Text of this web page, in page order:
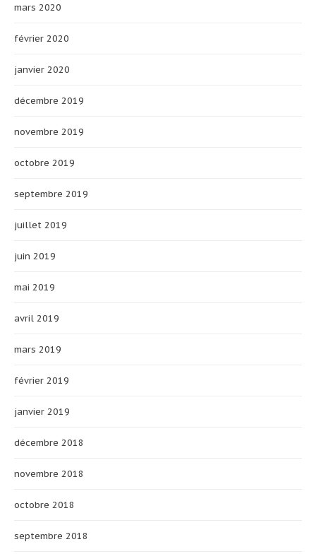
mars 2020
février 2020
janvier 2020
décembre 2019
novembre 2019
octobre 2019
septembre 2019
juillet 2019
juin 2019
mai 2019
avril 2019
mars 2019
février 2019
janvier 2019
décembre 2018
novembre 2018
octobre 2018
septembre 2018